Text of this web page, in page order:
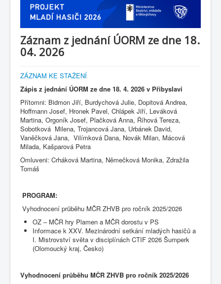
Záznam z jednání ÚORM ze dne 18.
04. 2026
ZÁZNAM KE STAŽENÍ
Zápis z jednání ÚORM ze dne 18. 4. 2026 v Přibyslavi
Přítomni: Bidmon Jiří, Burdychová Julie, Dopitová Andrea,
Hoffmann Josef, Hronek Pavel, Chlápek Jiří, Leváková
Martina, Orgoník Josef, Plačková Anna, Říhová Tereza,
Sobotková Milena, Trojancová Jana, Urbánek David,
Vaněčková Jana, Vilímková Dana, Novák Milan, Mácová
Milada, Kašparová Petra
Omluveni: Crháková Martina, Němečková Monika, Zdražila
Tomáš
PROGRAM:
Vyhodnocení průběhu MČR ZHVB pro ročník 2025/2026
OZ – MČR hry Plamen a MČR dorostu v PS
Informace k XXV. Mezinárodní setkání mladých hasičů a
I. Mistrovství světa v disciplínách CTIF 2026 Šumperk
(Olomoucký kraj, Česko)
Vyhodnocení průběhu MČR ZHVB pro ročník 2025/2026